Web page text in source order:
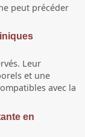
peut précéder
Leur
et une
avec la
en